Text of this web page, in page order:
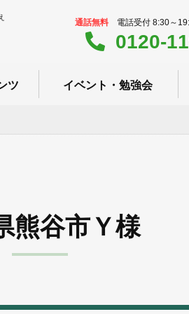
通話無料 電話受付 8:30～
0120-
ツ イベント・勉強会
熊谷市Ｙ様